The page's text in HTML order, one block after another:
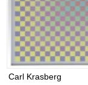
Carl Krasberg